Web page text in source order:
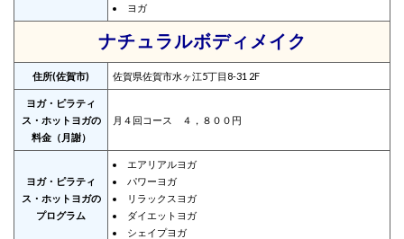
ヨガ
ナチュラルボディメイク
住所(佐賀市) 佐賀県佐賀市水ヶ江5丁目8-31 2F
ヨガ・ピラティ
ス・ホットヨガの
料金（月謝）
月４回コース ４，８００円
ヨガ・ピラティ
ス・ホットヨガの
プログラム
エアリアルヨガ
パワーヨガ
リラックスヨガ
ダイエットヨガ
シェイプヨガ